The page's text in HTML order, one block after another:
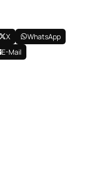
X
WhatsApp
E-Mail